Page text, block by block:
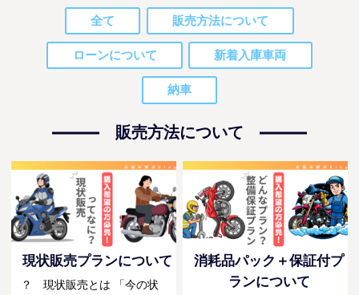
全て 販売方法について
ローンについて 新着入庫車両
納車
販売方法について
現状販売プランについて
？ 現状販売とは 「今の状
消耗品パック＋保証付プ
ランについて